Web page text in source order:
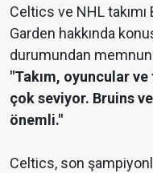
Celtics ve NHL takımı
Garden hakkında
durumundan
"Takım, oyuncular
çok seviyor. Bruins
önemli."
Celtics, son